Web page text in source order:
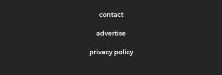
contact
advertise
privacy policy